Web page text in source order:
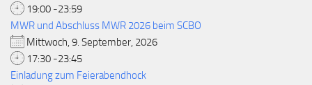
19:00 -23:59
MWR und Abschluss MWR 2026 beim SCBO
Mittwoch, 9. September, 2026
17:30 -23:45
Einladung zum Feierabendhock